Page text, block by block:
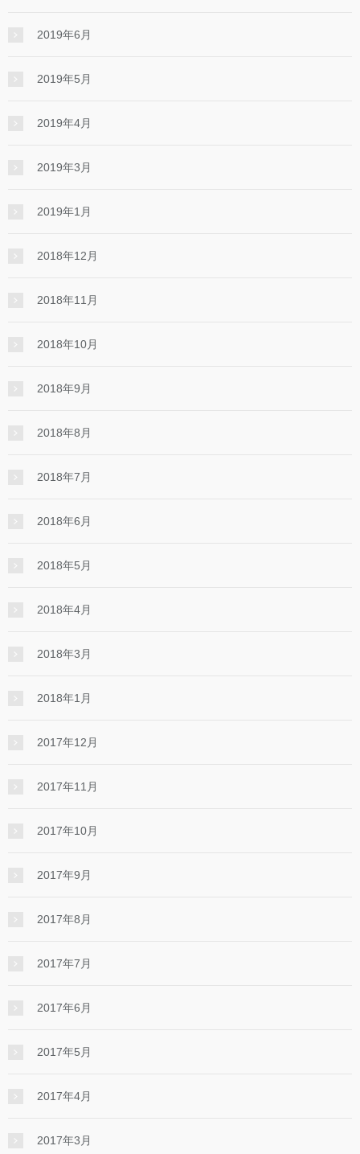
2019年6月
2019年5月
2019年4月
2019年3月
2019年1月
2018年12月
2018年11月
2018年10月
2018年9月
2018年8月
2018年7月
2018年6月
2018年5月
2018年4月
2018年3月
2018年1月
2017年12月
2017年11月
2017年10月
2017年9月
2017年8月
2017年7月
2017年6月
2017年5月
2017年4月
2017年3月